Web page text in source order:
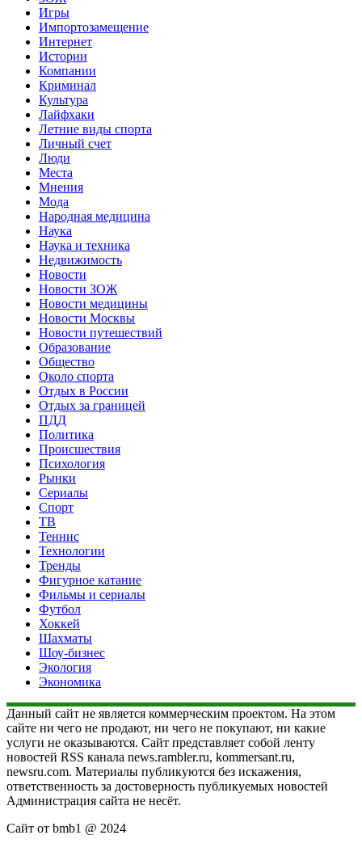
Игры
Импортозамещение
Интернет
Истории
Компании
Криминал
Культура
Лайфхаки
Летние виды спорта
Личный счет
Люди
Места
Мнения
Мода
Народная медицина
Наука
Наука и техника
Недвижимость
Новости
Новости ЗОЖ
Новости медицины
Новости Москвы
Новости путешествий
Образование
Общество
Около спорта
Отдых в России
Отдых за границей
ПДД
Политика
Происшествия
Психология
Рынки
Сериалы
Спорт
ТВ
Теннис
Технологии
Тренды
Фигурное катание
Фильмы и сериалы
Футбол
Хоккей
Шахматы
Шоу-бизнес
Экология
Экономика
Данный сайт не является коммерческим проектом. На этом
сайте ни чего не продают, ни чего не покупают, ни какие
услуги не оказываются. Сайт представляет собой ленту
новостей RSS канала news.rambler.ru, kommersant.ru,
newsru.com. Материалы публикуются без искажения,
ответственность за достоверность публикуемых новостей
Администрация сайта не несёт.
Сайт от bmb1 @ 2024